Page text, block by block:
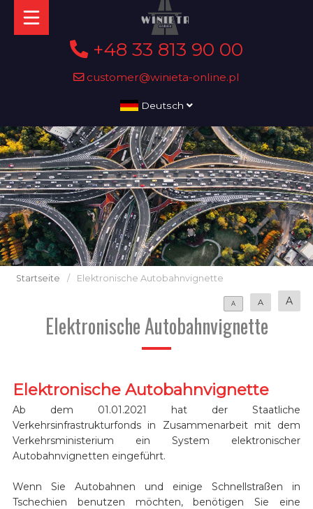
+48 33 813 90 00
customer@winieta-online.pl
Deutsch
Startseite / Elektronische Autobahnvignette
A A A
Elektronische Autobahnvignette
Elektronische Autobahnvignette
Ab dem 01.01.2021 hat der Staatliche
Verkehrsinfrastrukturfonds in Zusammenarbeit mit dem
Verkehrsministerium ein System elektronischer
Autobahnvignetten eingeführt.
Wenn Sie Autobahnen und einige Schnellstraßen in
Tschechien benutzen möchten, benötigen Sie eine